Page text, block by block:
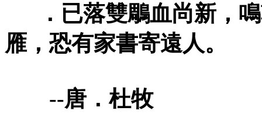
．已落雙鵰血尚新，
雁，恐有家書寄遠人。
--唐．杜牧